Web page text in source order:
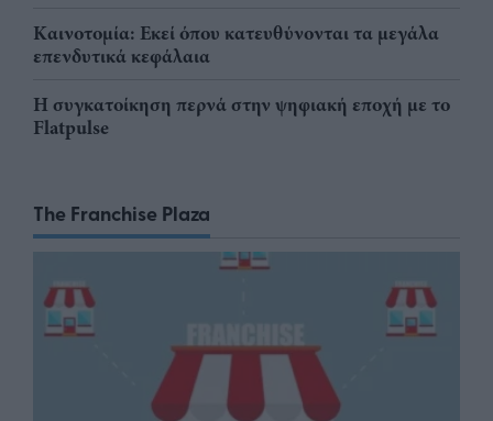
Καινοτομία: Εκεί όπου κατευθύνονται τα μεγάλα
επενδυτικά κεφάλαια
Η συγκατοίκηση περνά στην ψηφιακή εποχή με το
Flatpulse
The Franchise Plaza